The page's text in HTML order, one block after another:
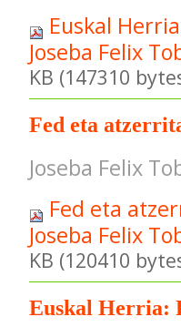
Euskal
Joseba Felix
KB (147310
Fed eta
Joseba Felix
Fed eta
Joseba Felix
KB (120410
Euskal Herria: